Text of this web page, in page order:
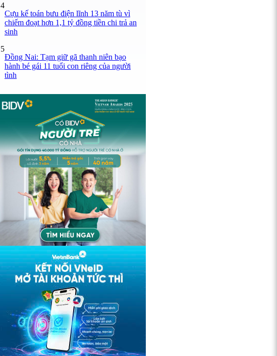
4
Cựu kế toán bưu điện lĩnh 13 năm tù vì
chiếm đoạt hơn 1,1 tỷ đồng tiền chi trả an
sinh
5
Đồng Nai: Tạm giữ gã thanh niên bạo
hành bé gái 11 tuổi con riêng của người
tình